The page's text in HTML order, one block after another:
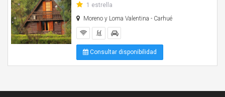
1 estrella
Moreno y Loma Valentina - Carhué
Consultar disponibilidad